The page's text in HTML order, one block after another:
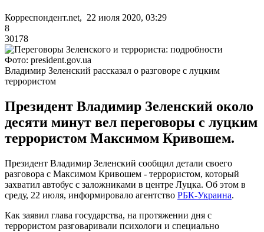
Корреспондент.net, 22 июля 2020, 03:29
8
30178
Фото: president.gov.ua
Владимир Зеленский рассказал о разговоре с луцким
террористом
Президент Владимир Зеленский около
десяти минут вел переговоры с луцким
террористом Максимом Кривошем.
Президент Владимир Зеленский сообщил детали своего
разговора с Максимом Кривошем - террористом, который
захватил автобус с заложниками в центре Луцка. Об этом в
среду, 22 июля, информировало агентство РБК-Украина.
Как заявил глава государства, на протяжении дня с
террористом разговаривали психологи и специально